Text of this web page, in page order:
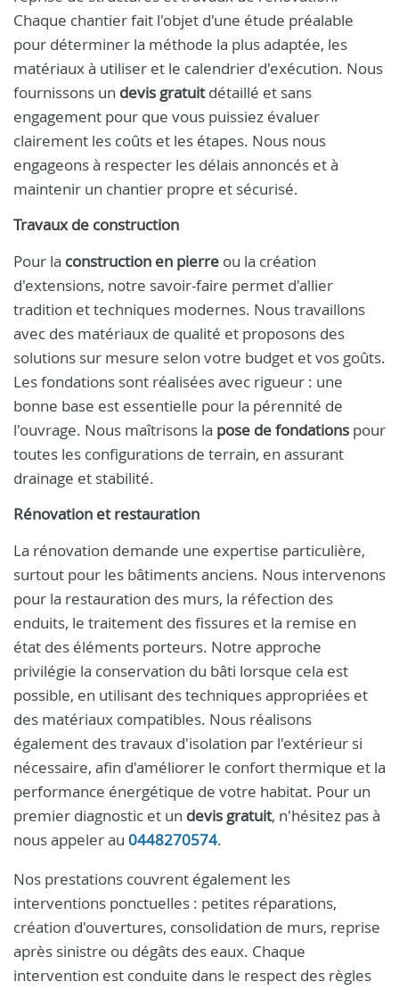
Chaque chantier fait l'objet d'une étude préalable
pour déterminer la méthode la plus adaptée, les
matériaux à utiliser et le calendrier d'exécution. Nous
fournissons un devis gratuitdétaillé et sans
engagement pour que vous puissiez évaluer
clairement les coûts et les étapes. Nous nous
engageons à respecter les délais annoncés et à
maintenir un chantier propre et sécurisé.
Travaux de construction
Pour la construction en pierre ou la création
d'extensions, notre savoir-faire permet d'allier
tradition et techniques modernes. Nous travaillons
avec des matériaux de qualité et proposons des
solutions sur mesure selon votre budget et vos goûts.
Les fondations sont réalisées avec rigueur : une
bonne base est essentielle pour la pérennité de
l'ouvrage. Nous maîtrisons la pose de fondations pour
toutes les configurations de terrain, en assurant
drainage et stabilité.
Rénovation et restauration
La rénovation demande une expertise particulière,
surtout pour les bâtiments anciens. Nous intervenons
pour la restauration des murs, la réfection des
enduits, le traitement des fissures et la remise en
état des éléments porteurs. Notre approche
privilégie la conservation du bâti lorsque cela est
possible, en utilisant des techniques appropriées et
des matériaux compatibles. Nous réalisons
également des travaux d'isolation par l'extérieur si
nécessaire, afin d'améliorer le confort thermique et la
performance énergétique de votre habitat. Pour un
premier diagnostic et un devis gratuit, n'hésitez pas à
nous appeler au 0448270574.
Nos prestations couvrent également les
interventions ponctuelles : petites réparations,
création d'ouvertures, consolidation de murs, reprise
après sinistre ou dégâts des eaux. Chaque
intervention est conduite dans le respect des règles